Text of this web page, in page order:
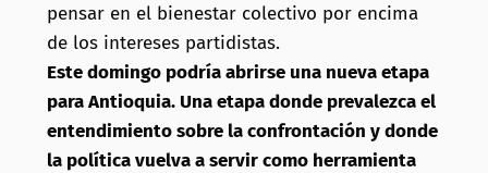
pensar en el bienestar colectivo por encima
de los intereses partidistas.
Este domingo podría abrirse una nueva etapa
para Antioquia. Una etapa donde prevalezca el
entendimiento sobre la confrontación y donde
la política vuelva a servir como herramienta